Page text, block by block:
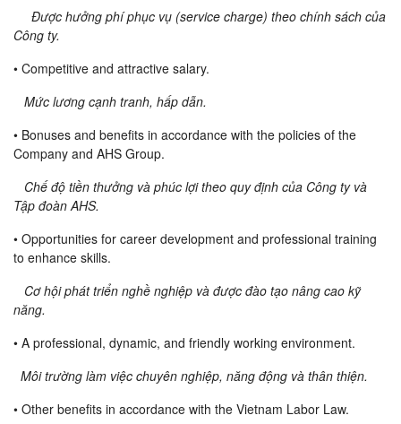
Được hưởng phí phục vụ (service charge) theo chính sách của
Công ty.
• Competitive and attractive salary.
Mức lương cạnh tranh, hấp dẫn.
• Bonuses and benefits in accordance with the policies of the
Company and AHS Group.
Chế độ tiền thưởng và phúc lợi theo quy định của Công ty và
Tập đoàn AHS.
• Opportunities for career development and professional training
to enhance skills.
Cơ hội phát triển nghề nghiệp và được đào tạo nâng cao kỹ
năng.
• A professional, dynamic, and friendly working environment.
Môi trường làm việc chuyên nghiệp, năng động và thân thiện.
• Other benefits in accordance with the Vietnam Labor Law.